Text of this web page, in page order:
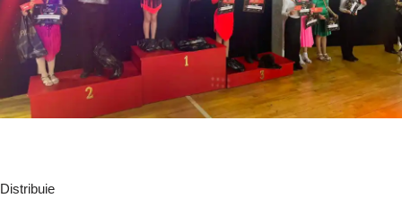
Distribuie